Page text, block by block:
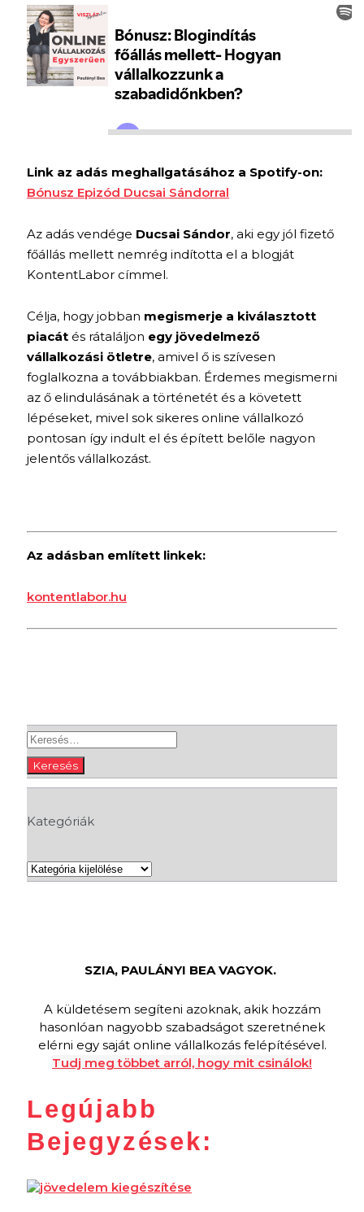
Link az adás meghallgatásához a Spotify-on:
Bónusz Epizód Ducsai Sándorral
Az adás vendége Ducsai Sándor, aki egy jól fizető
főállás mellett nemrég indította el a blogját
KontentLabor címmel.
Célja, hogy jobban megismerje a kiválasztott
piacát és rátaláljon egy jövedelmező
vállalkozási ötletre, amivel ő is szívesen
foglalkozna a továbbiakban. Érdemes megismerni
az ő elindulásának a történetét és a követett
lépéseket, mivel sok sikeres online vállalkozó
pontosan így indult el és épített belőle nagyon
jelentős vállalkozást.
Az adásban említett linkek:
kontentlabor.hu
Keresés:
Kategóriák
Kategóriák
SZIA, PAULÁNYI BEA VAGYOK.
A küldetésem segíteni azoknak, akik hozzám
hasonlóan nagyobb szabadságot szeretnének
elérni egy saját online vállalkozás felépítésével.
Tudj meg többet arról, hogy mit csinálok!
Legújabb
Bejegyzések: